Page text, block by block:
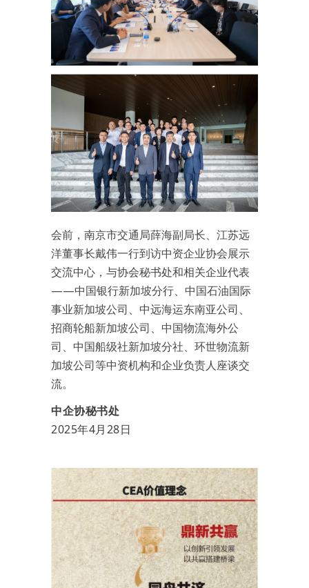
会前，南京市交通局薛海副局长、江苏远
洋董事长戴伟一行到访中资企业协会展示
交流中心，与协会秘书处和相关企业代表
——中国银行新加坡分行、中国石油国际
事业新加坡公司、中远海运东南亚公司、
招商轮船新加坡公司、中国物流海外公
司、中国船级社新加坡分社、环世物流新
加坡公司等中资机构和企业负责人座谈交
流。
中企协秘书处
2025年4月28日